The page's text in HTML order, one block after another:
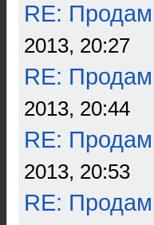
RE:
2013, 20:27
RE:
2013, 20:44
RE:
2013, 20:53
RE: